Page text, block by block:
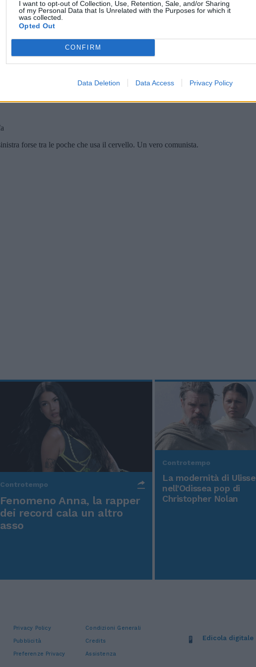
I want to opt-out of Collection, Use, Retention, Sale, and/or Sharing
of my Personal Data that Is Unrelated with the Purposes for which it
was collected.
Opted Out
CONFIRM
Data Deletion Data Access Privacy Policy
Controtempo
Fenomeno Anna, la rapper
dei record cala un altro
asso
Controtempo
La modernità di Ulisse
nell'Odissea pop di
Christopher Nolan
Privacy Policy
Condizioni Generali
Pubblicità
Credits
Preferenze Privacy Assistenza
Edicola digitale